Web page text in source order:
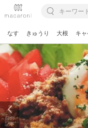
なす きゅうり 大根 キ
前の
記事